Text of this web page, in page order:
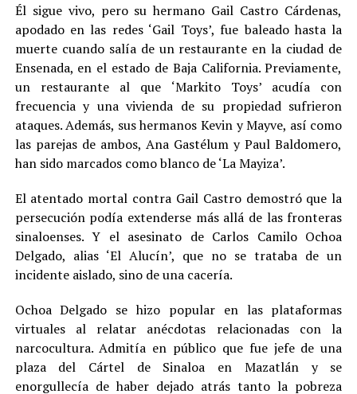
Él sigue vivo, pero su hermano Gail Castro Cárdenas,
apodado en las redes ‘Gail Toys’, fue baleado hasta la
muerte cuando salía de un restaurante en la ciudad de
Ensenada, en el estado de Baja California. Previamente,
un restaurante al que ‘Markito Toys’ acudía con
frecuencia y una vivienda de su propiedad sufrieron
ataques. Además, sus hermanos Kevin y Mayve, así como
las parejas de ambos, Ana Gastélum y Paul Baldomero,
han sido marcados como blanco de ‘La Mayiza’.
El atentado mortal contra Gail Castro demostró que la
persecución podía extenderse más allá de las fronteras
sinaloenses. Y el asesinato de Carlos Camilo Ochoa
Delgado, alias ‘El Alucín’, que no se trataba de un
incidente aislado, sino de una cacería.
Ochoa Delgado se hizo popular en las plataformas
virtuales al relatar anécdotas relacionadas con la
narcocultura. Admitía en público que fue jefe de una
plaza del Cártel de Sinaloa en Mazatlán y se
enorgullecía de haber dejado atrás tanto la pobreza